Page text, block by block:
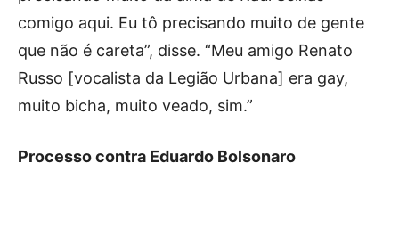
comigo aqui. Eu tô precisando muito de gente
que não é careta”, disse. “Meu amigo Renato
Russo [vocalista da Legião Urbana] era gay,
muito bicha, muito veado, sim.”
Processo contra Eduardo Bolsonaro